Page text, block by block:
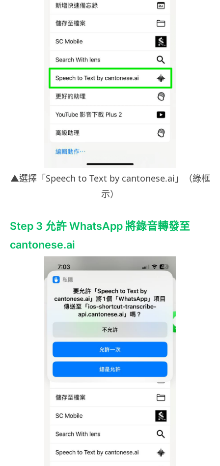
▲選擇「Speech to Text by cantonese.ai」（綠框
示）
Step 3 允許 WhatsApp 將錄音轉發至
cantonese.ai